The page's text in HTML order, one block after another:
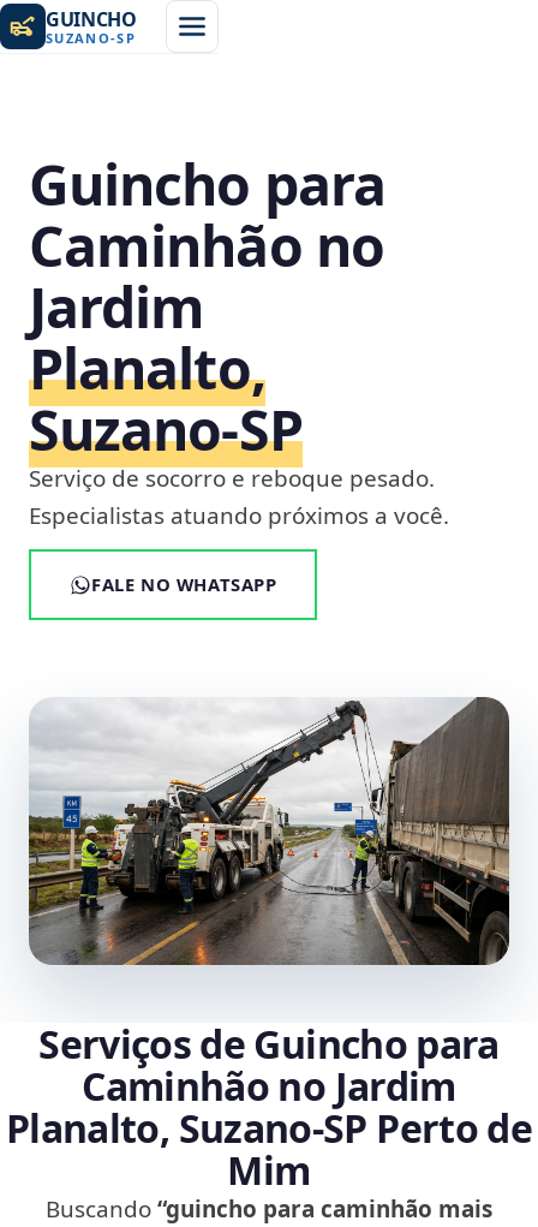
GUINCHO
SUZANO-SP
Guincho para
Caminhão no
Jardim
Planalto,
Suzano‑SP
Serviço de socorro e reboque pesado.
Especialistas atuando próximos a você.
FALE NO WHATSAPP
Serviços de Guincho para
Caminhão no Jardim
Planalto, Suzano‑SP Perto de
Mim
Buscando“guincho para caminhão mais